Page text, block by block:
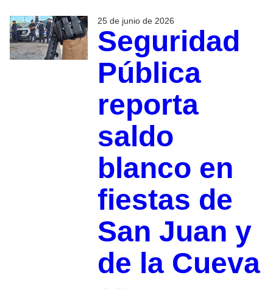
25 de junio de 2026
Seguridad
Pública
reporta
saldo
blanco en
fiestas de
San Juan y
de la Cueva